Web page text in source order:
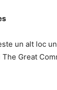
un alt loc
The Great